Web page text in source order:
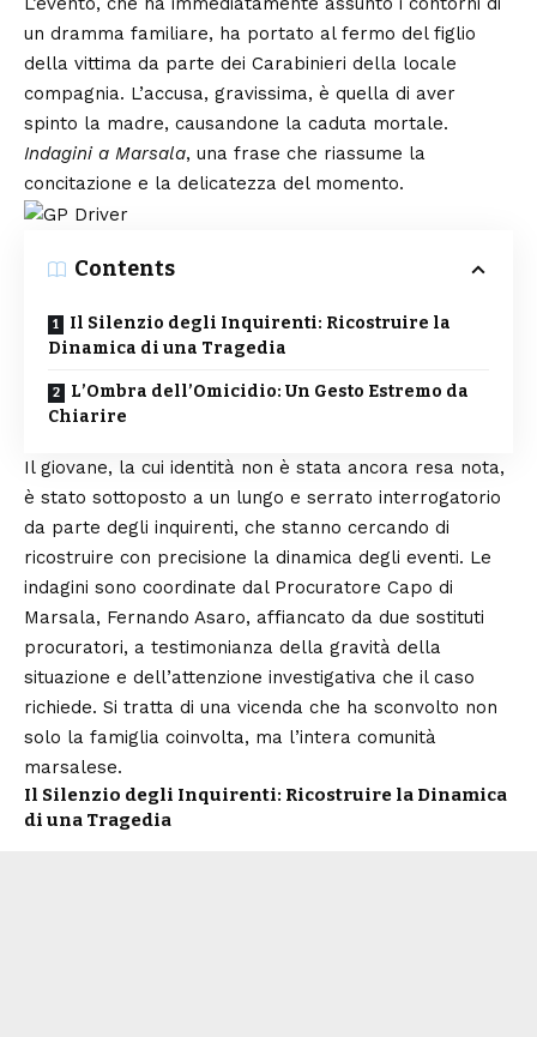
un dramma familiare, ha portato al fermo del figlio
della vittima da parte dei Carabinieri della locale
compagnia. L’accusa, gravissima, è quella di aver
spinto la madre, causandone la caduta mortale.
Indagini a Marsala, una frase che riassume la
concitazione e la delicatezza del momento.
Contents
Il Silenzio degli Inquirenti: Ricostruire la
Dinamica di una Tragedia
L’Ombra dell’Omicidio: Un Gesto Estremo da
Chiarire
Il giovane, la cui identità non è stata ancora resa nota,
è stato sottoposto a un lungo e serrato interrogatorio
da parte degli inquirenti, che stanno cercando di
ricostruire con precisione la dinamica degli eventi. Le
indagini sono coordinate dal Procuratore Capo di
Marsala, Fernando Asaro, affiancato da due sostituti
procuratori, a testimonianza della gravità della
situazione e dell’attenzione investigativa che il caso
richiede. Si tratta di una vicenda che ha sconvolto non
solo la famiglia coinvolta, ma l’intera comunità
marsalese.
Il Silenzio degli Inquirenti: Ricostruire la Dinamica
di una Tragedia